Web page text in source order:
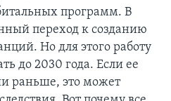
программ. В
переход к созданию
Но для этого работу
до 2030 года. Если ее
раньше, это может